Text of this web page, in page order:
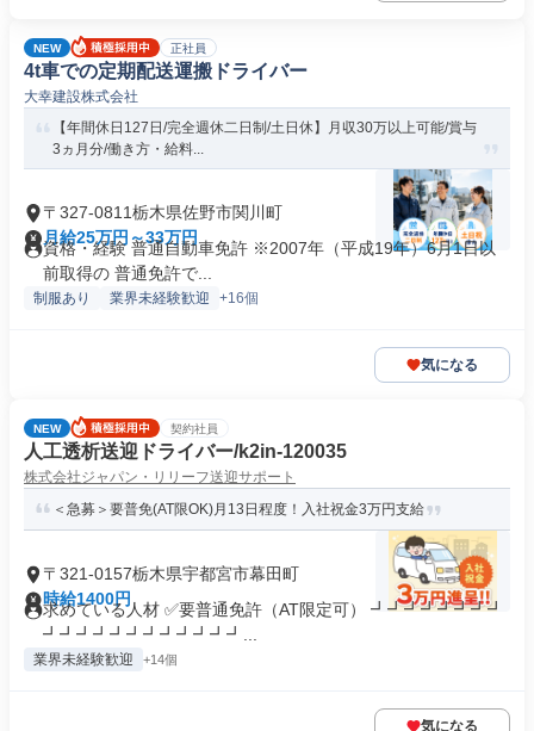
NEW 正社員
4t車での定期配送運搬ドライバー
大幸建設株式会社
【年間休日127日/完全週休二日制/土日休】月収30万以上可能/賞与
3ヵ月分/働き方・給料...
〒327-0811栃木県佐野市関川町
月給25万円～33万円
資格・経験 普通自動車免許 ※2007年（平成19年）6月1日以
前取得の 普通免許で...
制服あり 業界未経験歓迎 +16個
気になる
NEW 契約社員
人工透析送迎ドライバー/k2in-120035
株式会社ジャパン・リリーフ送迎サポート
＜急募＞要普免(AT限OK)月13日程度！入社祝金3万円支給
〒321-0157栃木県宇都宮市幕田町
時給1400円
求めている人材 ✅要普通免許（AT限定可） ┛┛┛┛┛┛┛┛
┛┛┛┛┛┛┛┛┛┛┛┛...
業界未経験歓迎 +14個
気になる